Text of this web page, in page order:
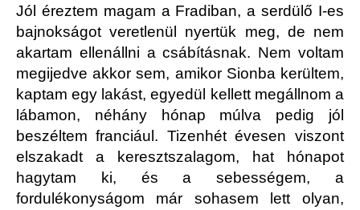
Jól éreztem magam a Fradiban, a serdülő I-es
bajnokságot veretlenül nyertük meg, de nem
akartam ellenállni a csábításnak. Nem voltam
megijedve akkor sem, amikor Sionba kerültem,
kaptam egy lakást, egyedül kellett megállnom a
lábamon, néhány hónap múlva pedig jól
beszéltem franciául. Tizenhét évesen viszont
elszakadt a keresztszalagom, hat hónapot
hagytam ki, és a sebességem, a
fordulékonyságom már sohasem lett olyan,